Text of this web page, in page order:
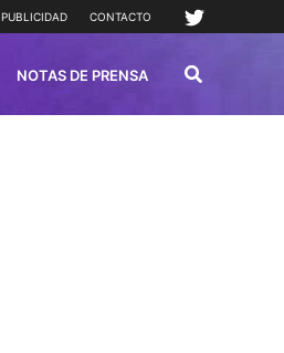
PUBLICIDAD CONTACTO
NOTAS DE PRENSA